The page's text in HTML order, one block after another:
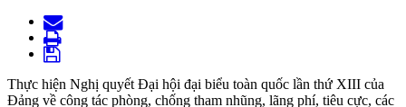
Thực hiện Nghị quyết Đại hội đại biểu toàn quốc lần thứ XIII của
Đảng về công tác phòng, chống tham nhũng, lãng phí, tiêu cực, các